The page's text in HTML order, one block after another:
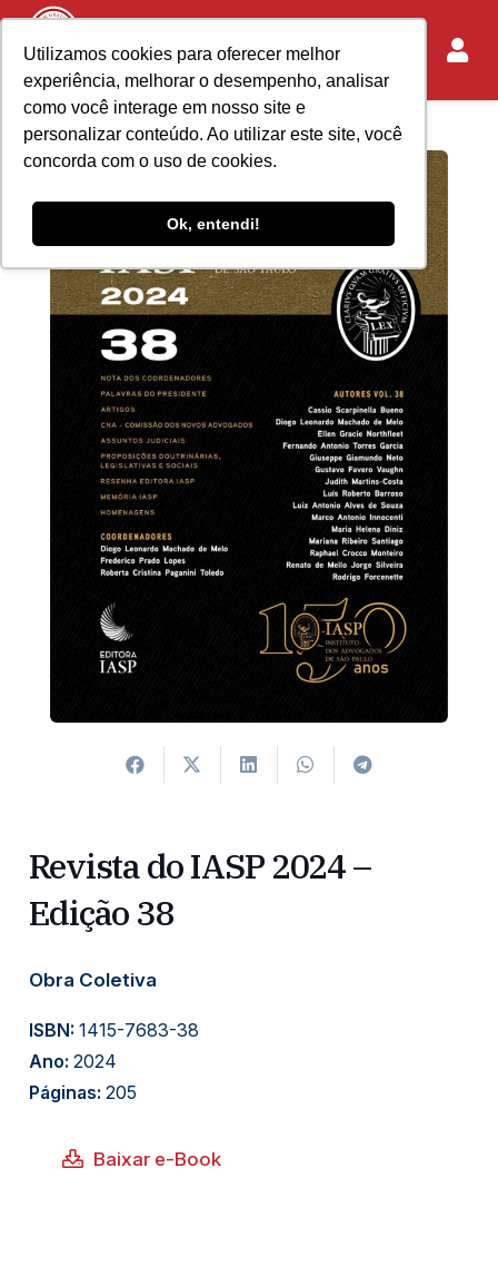
Utilizamos cookies para oferecer melhor
experiência, melhorar o desempenho, analisar
como você interage em nosso site e
personalizar conteúdo. Ao utilizar este site, você
concorda com o uso de cookies.
Ok, entendi!
Revista do IASP 2024 –
Edição 38
Obra Coletiva
ISBN: 1415-7683-38
Ano: 2024
Páginas: 205
Baixar e-Book